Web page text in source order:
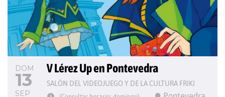
DOM
13
SEP
V Lérez Up en Pontevedra
SALÓN DEL VIDEOJUEGO Y DE LA CULTURA FRIKI